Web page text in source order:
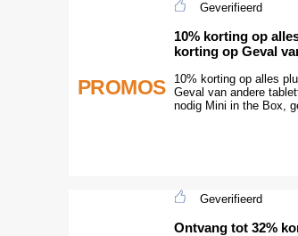
PROMOS
Geverifieerd
10% korting op
korting op Geval
10% korting op alles
Geval van andere
nodig Mini in the Box,
Geverifieerd
Ontvang tot 32%